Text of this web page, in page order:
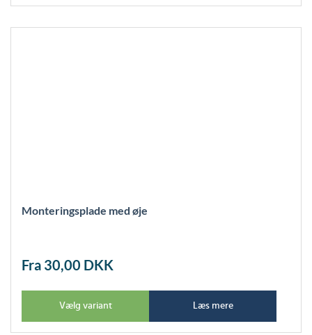
Monteringsplade med øje
Fra 30,00 DKK
Vælg variant Læs mere